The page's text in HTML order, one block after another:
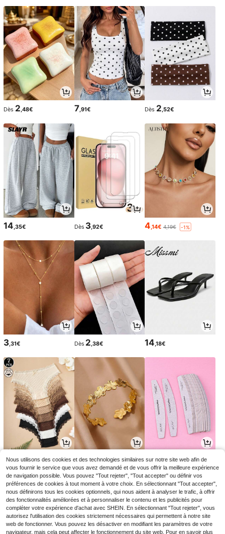
Dès 2,48€ 7,91€ Dès 2,52€
14 ,35€ Dès 3 ,92€ 4 ,14€ 4,19€ -1%
3,31€ Dès 2,38€ 14,18€
11,51€ Dès3,57€ Dès 3,18€3,28€ -3%
Nous utilisons des cookies et des technologies similaires sur notre site web afin de
vous fournir le service que vous avez demandé et de vous offrir la meilleure expérience
de navigation possible. Vous pouvez "Tout rejeter", "Tout accepter" ou définir vos
préférences de cookies à tout moment à votre choix. En sélectionnant "Tout accepter",
nous définirons tous les cookies optionnels, qui nous aident à analyser le trafic, à offrir
des fonctionnalités améliorées et à personnaliser le contenu et les publicités pour
compléter votre expérience d'achat avec SHEIN. En sélectionnant "Tout rejeter", vous
autorisez l'utilisation des cookies strictement nécessaires qui permettent à notre site
web de fonctionner. Vous pouvez les désactiver en modifiant les paramètres de votre
navigateur, mais cela peut affecter le fonctionnement du site web. Pour en savoir plus